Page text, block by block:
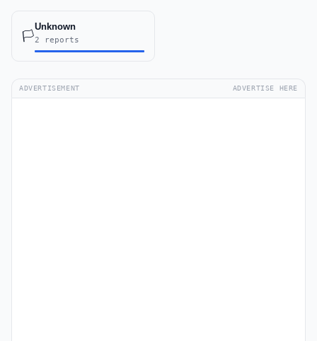
🏳️
Unknown
2 reports
ADVERTISEMENT ADVERTISE HERE